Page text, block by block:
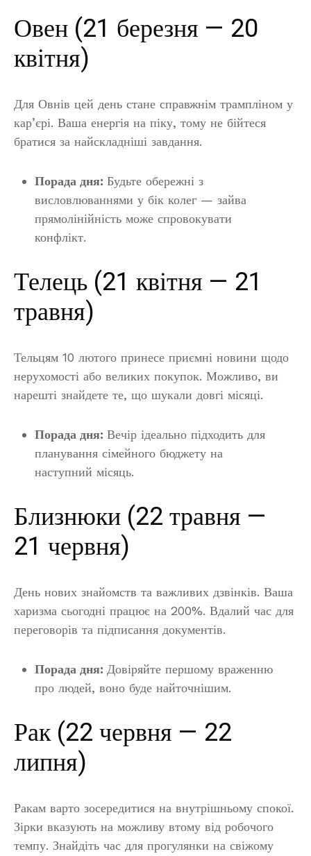
Овен (21 березня — 20
квітня)
Для Овнів цей день стане справжнім трампліном у
кар’єрі. Ваша енергія на піку, тому не бійтеся
братися за найскладніші завдання.
Порада дня: Будьте обережні з
висловлюваннями у бік колег — зайва
прямолінійність може спровокувати
конфлікт.
Телець (21 квітня — 21
травня)
Тельцям 10 лютого принесе приємні новини щодо
нерухомості або великих покупок. Можливо, ви
нарешті знайдете те, що шукали довгі місяці.
Порада дня: Вечір ідеально підходить для
планування сімейного бюджету на
наступний місяць.
Близнюки (22 травня —
21 червня)
День нових знайомств та важливих дзвінків. Ваша
харизма сьогодні працює на 200%. Вдалий час для
переговорів та підписання документів.
Порада дня: Довіряйте першому враженню
про людей, воно буде найточнішим.
Рак (22 червня — 22
липня)
Ракам варто зосередитися на внутрішньому спокої.
Зірки вказують на можливу втому від робочого
темпу. Знайдіть час для прогулянки на свіжому